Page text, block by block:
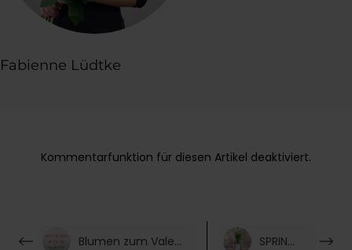
Fabienne Lüdtke
Kommentarfunktion für diesen Artikel deaktiviert.
Blumen zum Valentinstag SPRING CALL